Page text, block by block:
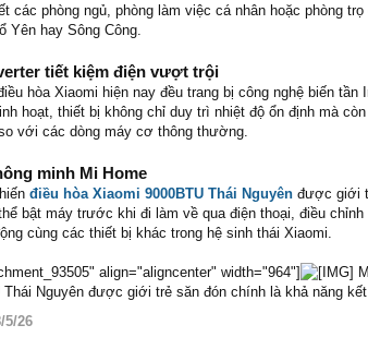
các phòng ngủ, phòng làm việc cá nhân hoặc phòng
Yên hay Sông Công.
tiết kiệm điện vượt trội
hòa Xiaomi hiện nay đều trang bị công nghệ biến tần
hoạt, thiết bị không chỉ duy trì nhiệt độ ổn định mà
với các dòng máy cơ thông thường.
minh Mi Home
điều hòa Xiaomi 9000BTU Thái Nguyên được giới
bật máy trước khi đi làm về qua điện thoại, điều
cùng các thiết bị khác trong hệ sinh thái Xiaomi.
align="aligncenter" width="964"]
Thái Nguyên được giới trẻ săn đón chính là khả năng
5/26